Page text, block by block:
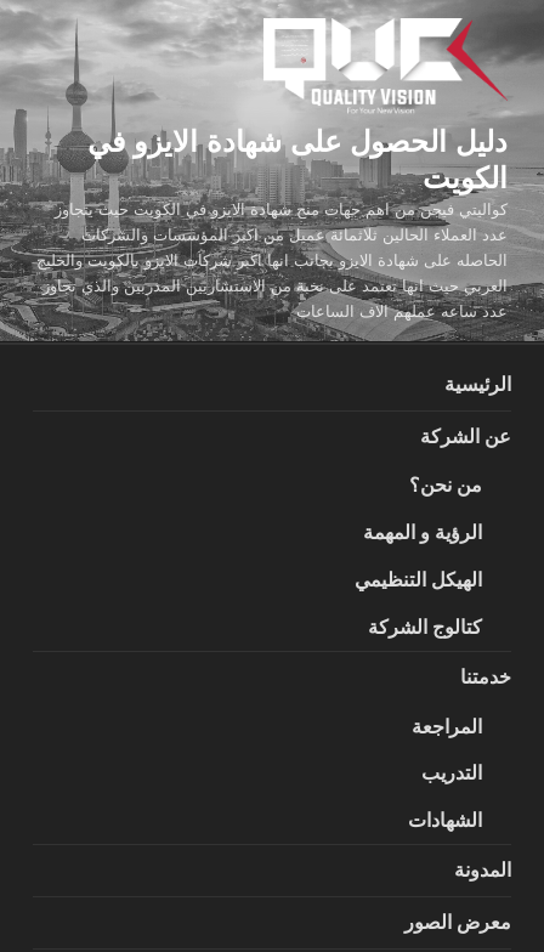
المحتوى
دليل الحصول على شهادة الايزو في
الكويت
كواليتي فيجن من اهم جهات منح شهادة الايزو في الكويت حيث يتجاوز
عدد العملاء الحالين ثلاثمائة عميل من اكبر المؤسسات والشركات
الحاصله على شهادة الايزو بجانب انها اكبر شركات الايزو بالكويت والخليج
العربي حيث انها تعتمد على نخبة من الاستشاريين المدربين والذي تجاوز
عدد ساعه عملهم الاف الساعات
الرئيسية
عن الشركة
من نحن؟
الرؤية و المهمة
الهيكل التنظيمي
كتالوج الشركة
خدمتنا
المراجعة
التدريب
الشهادات
المدونة
معرض الصور